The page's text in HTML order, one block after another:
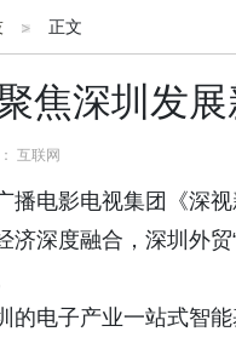
正文
焦深圳发
互联网
播电影电视集团《深
济深度融合，深圳外
的电子产业一站式智